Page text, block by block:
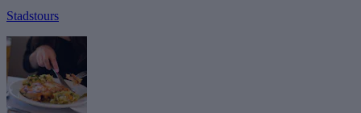
Stadstours